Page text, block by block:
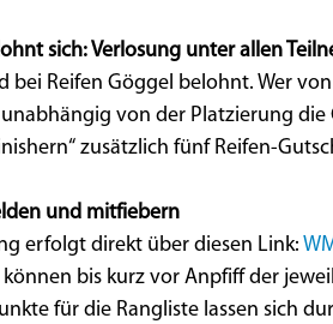
sich: Verlosung unter allen
bei Reifen Göggel belohnt. Wer
von der Platzierung die
zusätzlich fünf Reifen-
und mitfiebern
erfolgt direkt über diesen Link:
können bis kurz vor Anpfiff der
für die Rangliste lassen sich